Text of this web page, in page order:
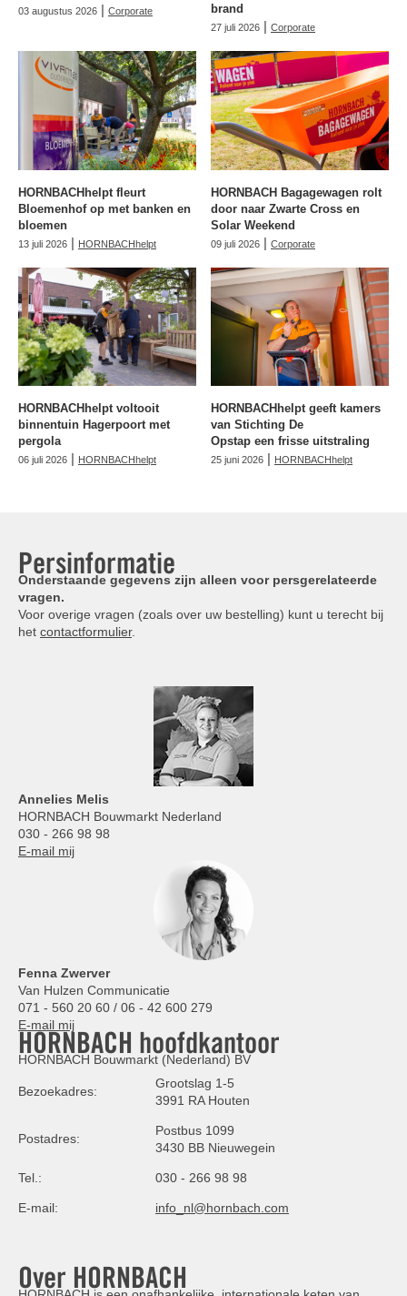
03 augustus 2026 | Corporate
brand
27 juli 2026 | Corporate
HORNBACHhelpt fleurt
Bloemenhof op met banken en
bloemen
13 juli 2026 | HORNBACHhelpt
HORNBACH Bagagewagen rolt
door naar Zwarte Cross en
Solar Weekend
09 juli 2026 | Corporate
HORNBACHhelpt voltooit
binnentuin Hagerpoort met
pergola
06 juli 2026 | HORNBACHhelpt
HORNBACHhelpt geeft kamers
van Stichting De
Opstap een frisse uitstraling
25 juni 2026 | HORNBACHhelpt
Persinformatie
Onderstaande gegevens zijn alleen voor persgerelateerde
vragen.
Voor overige vragen (zoals over uw bestelling) kunt u terecht bij
het contactformulier.
Annelies Melis
HORNBACH Bouwmarkt Nederland
030 - 266 98 98
E-mail mij
Fenna Zwerver
Van Hulzen Communicatie
071 - 560 20 60 / 06 - 42 600 279
E-mail mij
HORNBACH hoofdkantoor
HORNBACH Bouwmarkt (Nederland) BV
Bezoekadres:
Grootslag 1-5
3991 RA Houten
Postadres:
Postbus 1099
3430 BB Nieuwegein
Tel.: 030 - 266 98 98
E-mail: info_nl@hornbach.com
Over HORNBACH